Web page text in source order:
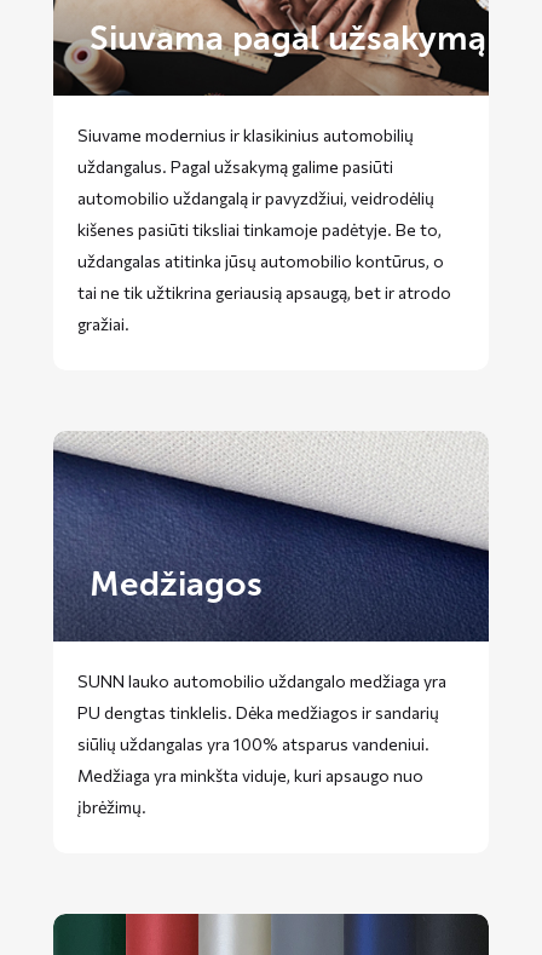
Siuvama pagal užsakymą
Siuvame modernius ir klasikinius automobilių
uždangalus. Pagal užsakymą galime pasiūti
automobilio uždangalą ir pavyzdžiui, veidrodėlių
kišenes pasiūti tiksliai tinkamoje padėtyje. Be to,
uždangalas atitinka jūsų automobilio kontūrus, o
tai ne tik užtikrina geriausią apsaugą, bet ir atrodo
gražiai.
Medžiagos
SUNN lauko automobilio uždangalo medžiaga yra
PU dengtas tinklelis. Dėka medžiagos ir sandarių
siūlių uždangalas yra 100% atsparus vandeniui.
Medžiaga yra minkšta viduje, kuri apsaugo nuo
įbrėžimų.